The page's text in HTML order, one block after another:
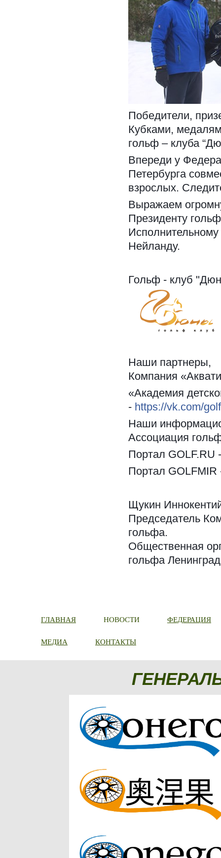
Победители,
Кубками,
гольф – клуба
Впереди у
Петербурга
взрослых.
Выражаем
Президенту
Нейланду.
Гольф - клуб
Наши партнеры,
Компания
«Академия
- https://vk.com/
Наши
Ассоциация
Портал GOLF.RU
Портал
Щукин
Председатель
гольфа.
Общественная
гольфа
ГЛАВНАЯ НОВОСТИ ФЕДЕРАЦИЯ
МЕДИА КОНТАКТЫ